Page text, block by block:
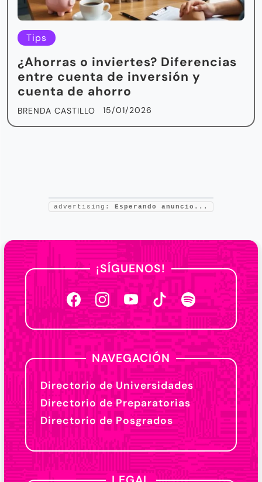
Tips
¿Ahorras o inviertes? Diferencias
entre cuenta de inversión y
cuenta de ahorro
BRENDA CASTILLO 15/01/2026
advertising: Esperando anuncio...
¡SÍGUENOS!
NAVEGACIÓN
Directorio de Universidades
Directorio de Preparatorias
Directorio de Posgrados